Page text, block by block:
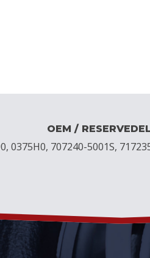
OEM /
0375H0, 707240-5001S,